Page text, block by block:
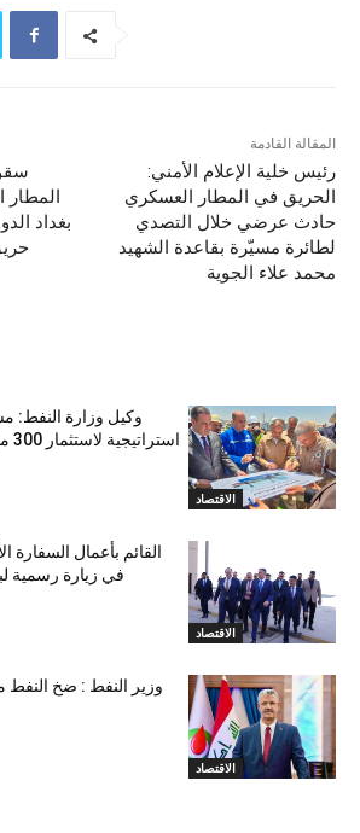
المطار
بغداد
المقالة القادمة
رئيس خلية الإعلام الأمني:
الحريق في المطار العسكري
حادث عرضي خلال التصدي
لطائرة مسيّرة بقاعدة الشهيد
محمد علاء الجوية
الاقتصاد
وكيل وزارة النفط:
الاقتصاد
القائم بأعمال السفارة
في زيارة رسمية
الاقتصاد
وزير النفط : ضخ النفط